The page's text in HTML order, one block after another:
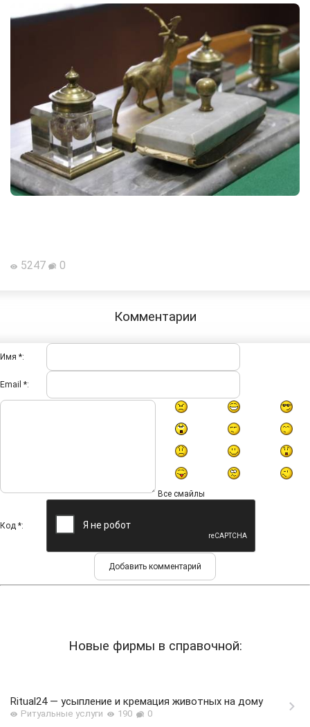
5247 0
Комментарии
Имя *:
Email *:
Все смайлы
Код *:
Новые фирмы в справочной:
Ritual24 — усыпление и кремация животных на дому
Ритуальные услуги 190 0